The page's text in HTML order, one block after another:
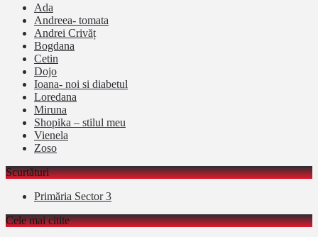
Ada
Andreea- tomata
Andrei Crivăț
Bogdana
Cetin
Dojo
Ioana- noi si diabetul
Loredana
Miruna
Shopika – stilul meu
Vienela
Zoso
Scurtături
Primăria Sector 3
Cele mai citite